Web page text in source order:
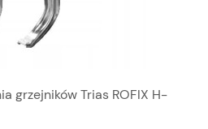
grzejników Trias ROFIX H-